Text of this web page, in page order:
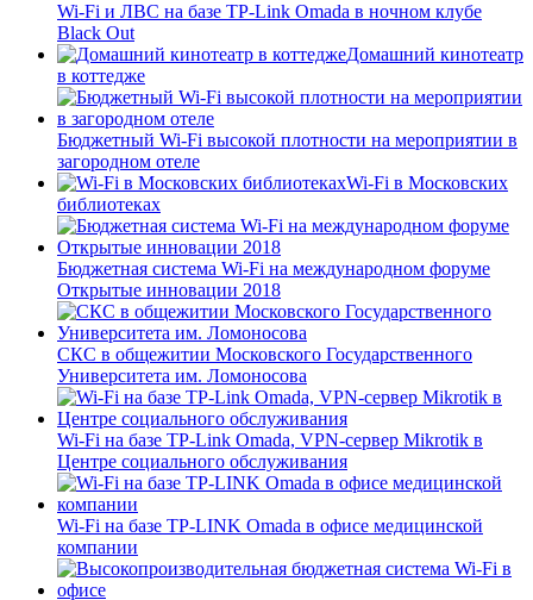
Wi-Fi и ЛВС на базе TP-Link Omada в ночном клубе
Black Out
Домашний кинотеатр
в коттедже
Бюджетный Wi-Fi высокой плотности на мероприятии в
загородном отеле
Wi-Fi в Московских
библиотеках
Бюджетная система Wi-Fi на международном форуме
Открытые инновации 2018
СКС в общежитии Московского Государственного
Университета им. Ломоносова
Wi-Fi на базе TP-Link Omada, VPN-сервер Mikrotik в
Центре социального обслуживания
Wi-Fi на базе TP-LINK Omada в офисе медицинской
компании